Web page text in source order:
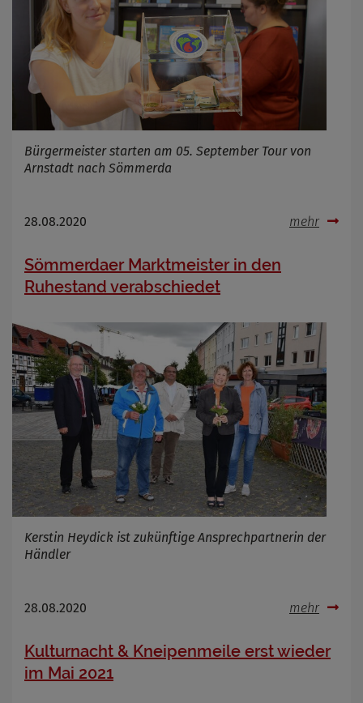
Bürgermeister starten am 05. September Tour von
Arnstadt nach Sömmerda
28.08.2020 mehr
Sömmerdaer Marktmeister in den
Ruhestand verabschiedet
Kerstin Heydick ist zukünftige Ansprechpartnerin der
Händler
28.08.2020 mehr
Kulturnacht & Kneipenmeile erst wieder
im Mai 2021